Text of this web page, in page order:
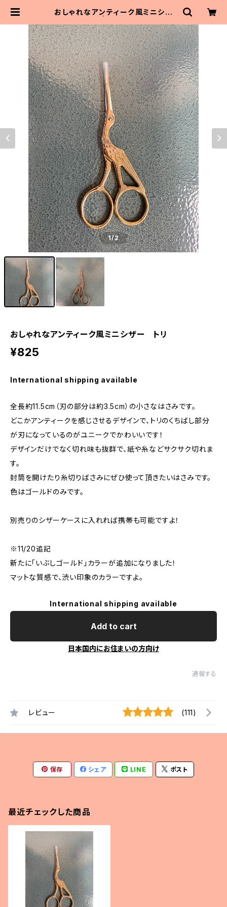
おしゃれなアンティーク風ミニシザ
1/2
おしゃれなアンティーク風ミニシザー トリ
¥825
International shipping available
全長約11.5cm（刃の部分は約3.5cm）の小さなはさみです。
どこかアンティークを感じさせるデザインで、トリのくちばし部分
が刃になっているのがユニークでかわいいです！
デザインだけでなく切れ味も抜群で、紙や糸などサクサク切れま
す。
封筒を開けたり糸切りばさみにぜひ使って頂きたいはさみです。
色はゴールドのみです。
別売りのシザーケースに入れれば携帯も可能ですよ！
※11/20追記
新たに「いぶしゴールド」カラーが追加になりました！
マットな質感で、渋い印象のカラーですよ。
International shipping available
Add to cart
日本国内にお住まいの方向け
通報する
レビュー (111)
保存 シェア LINE ポスト
最近チェックした商品